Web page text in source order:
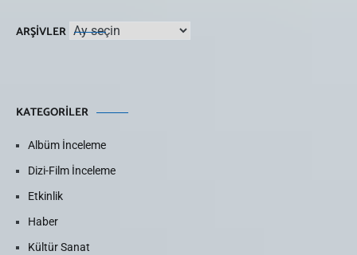
ARŞIVLER Arşivler
KATEGORILER
Albüm İnceleme
Dizi-Film İnceleme
Etkinlik
Haber
Kültür Sanat